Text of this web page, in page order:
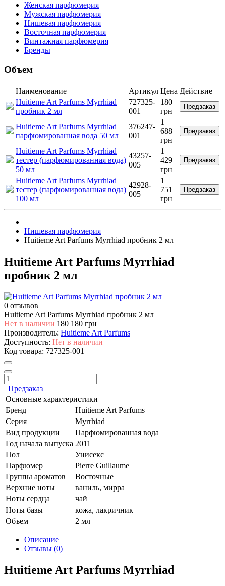
Женская парфюмерия
Мужская парфюмерия
Нишевая парфюмерия
Восточная парфюмерия
Винтажная парфюмерия
Бренды
Объем
Наименование Артикул Цена Действие
Huitieme Art Parfums Myrrhiad
пробник 2 мл
727325-
001
180
грн
Предзаказ
Huitieme Art Parfums Myrrhiad
парфюмированная вода 50 мл
376247-
001
1
688
грн
Предзаказ
Huitieme Art Parfums Myrrhiad
тестер (парфюмированная вода)
50 мл
43257-
005
1
429
грн
Предзаказ
Huitieme Art Parfums Myrrhiad
тестер (парфюмированная вода)
100 мл
42928-
005
1
751
грн
Предзаказ
Нишевая парфюмерия
Huitieme Art Parfums Myrrhiad пробник 2 мл
Huitieme Art Parfums Myrrhiad
пробник 2 мл
0 отзывов
Huitieme Art Parfums Myrrhiad пробник 2 мл
Нет в наличии 180 180 грн
Производитель: Huitieme Art Parfums
Доступность: Нет в наличии
Код товара: 727325-001
Предзаказ
Основные характеристики
Бренд
Huitieme Art Parfums
Серия
Myrrhiad
Вид продукции
Парфюмированная вода
Год начала выпуска 2011
Пол
Унисекс
Парфюмер
Pierre Guillaume
Группы ароматов
Восточные
Верхние ноты
ваниль, мирра
Ноты сердца
чай
Ноты базы
кожа, лакричник
Объем
2 мл
Описание
Отзывы (0)
Huitieme Art Parfums Myrrhiad